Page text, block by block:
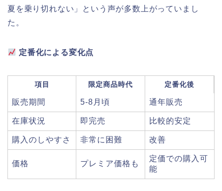
夏を乗り切れない」という声が多数上がっていまし
た。
定番化による変化点
項目 限定商品時代 定番化後
販売期間 5-8月頃 通年販売
在庫状況 即完売 比較的安定
購入のしやすさ 非常に困難 改善
価格 プレミア価格も
定価での購入可
能